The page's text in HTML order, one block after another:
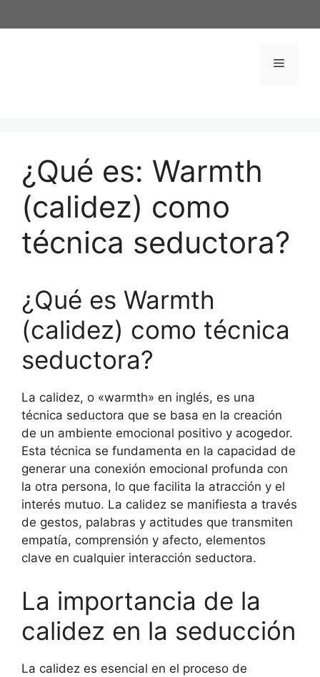
al
Menú
¿Qué es: Warmth
(calidez) como
técnica seductora?
¿Qué es Warmth
(calidez) como técnica
seductora?
La calidez, o «warmth» en inglés, es una
técnica seductora que se basa en la creación
de un ambiente emocional positivo y acogedor.
Esta técnica se fundamenta en la capacidad de
generar una conexión emocional profunda con
la otra persona, lo que facilita la atracción y el
interés mutuo. La calidez se manifiesta a través
de gestos, palabras y actitudes que transmiten
empatía, comprensión y afecto, elementos
clave en cualquier interacción seductora.
La importancia de la
calidez en la seducción
La calidez es esencial en el proceso de